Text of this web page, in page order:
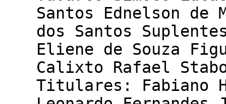
Santos Ednelson de
dos Santos
Eliene de Souza
Calixto Rafael
Titulares: Fabiano